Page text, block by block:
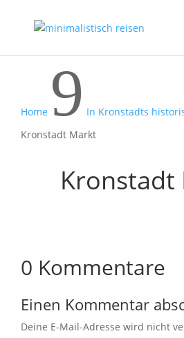
Home 9 In Kronstadts
Kronstadt Markt
Kronstadt
0 Kommentare
Einen Kommentar
Deine E-Mail-Adresse wird nicht